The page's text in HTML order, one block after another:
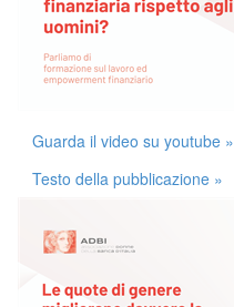
Guarda il video su youtube »
Testo della pubblicazione »